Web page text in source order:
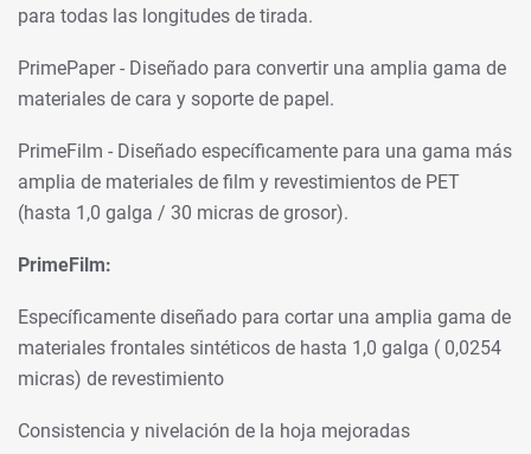
para todas las longitudes de tirada.
PrimePaper - Diseñado para convertir una amplia gama de
materiales de cara y soporte de papel.
PrimeFilm - Diseñado específicamente para una gama más
amplia de materiales de film y revestimientos de PET
(hasta 1,0 galga / 30 micras de grosor).
PrimeFilm:
Específicamente diseñado para cortar una amplia gama de
materiales frontales sintéticos de hasta 1,0 galga ( 0,0254
micras) de revestimiento
Consistencia y nivelación de la hoja mejoradas